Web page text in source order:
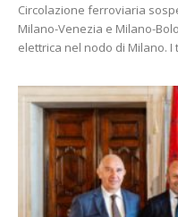
Circolazione ferroviaria
Milano-Venezia e Milano-
elettrica nel nodo di Milano.